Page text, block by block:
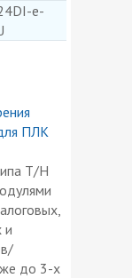
e-
ПЛК
T/H
и
до 3-х